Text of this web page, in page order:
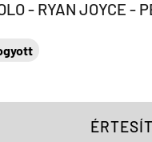
- RYAN JOYCE -